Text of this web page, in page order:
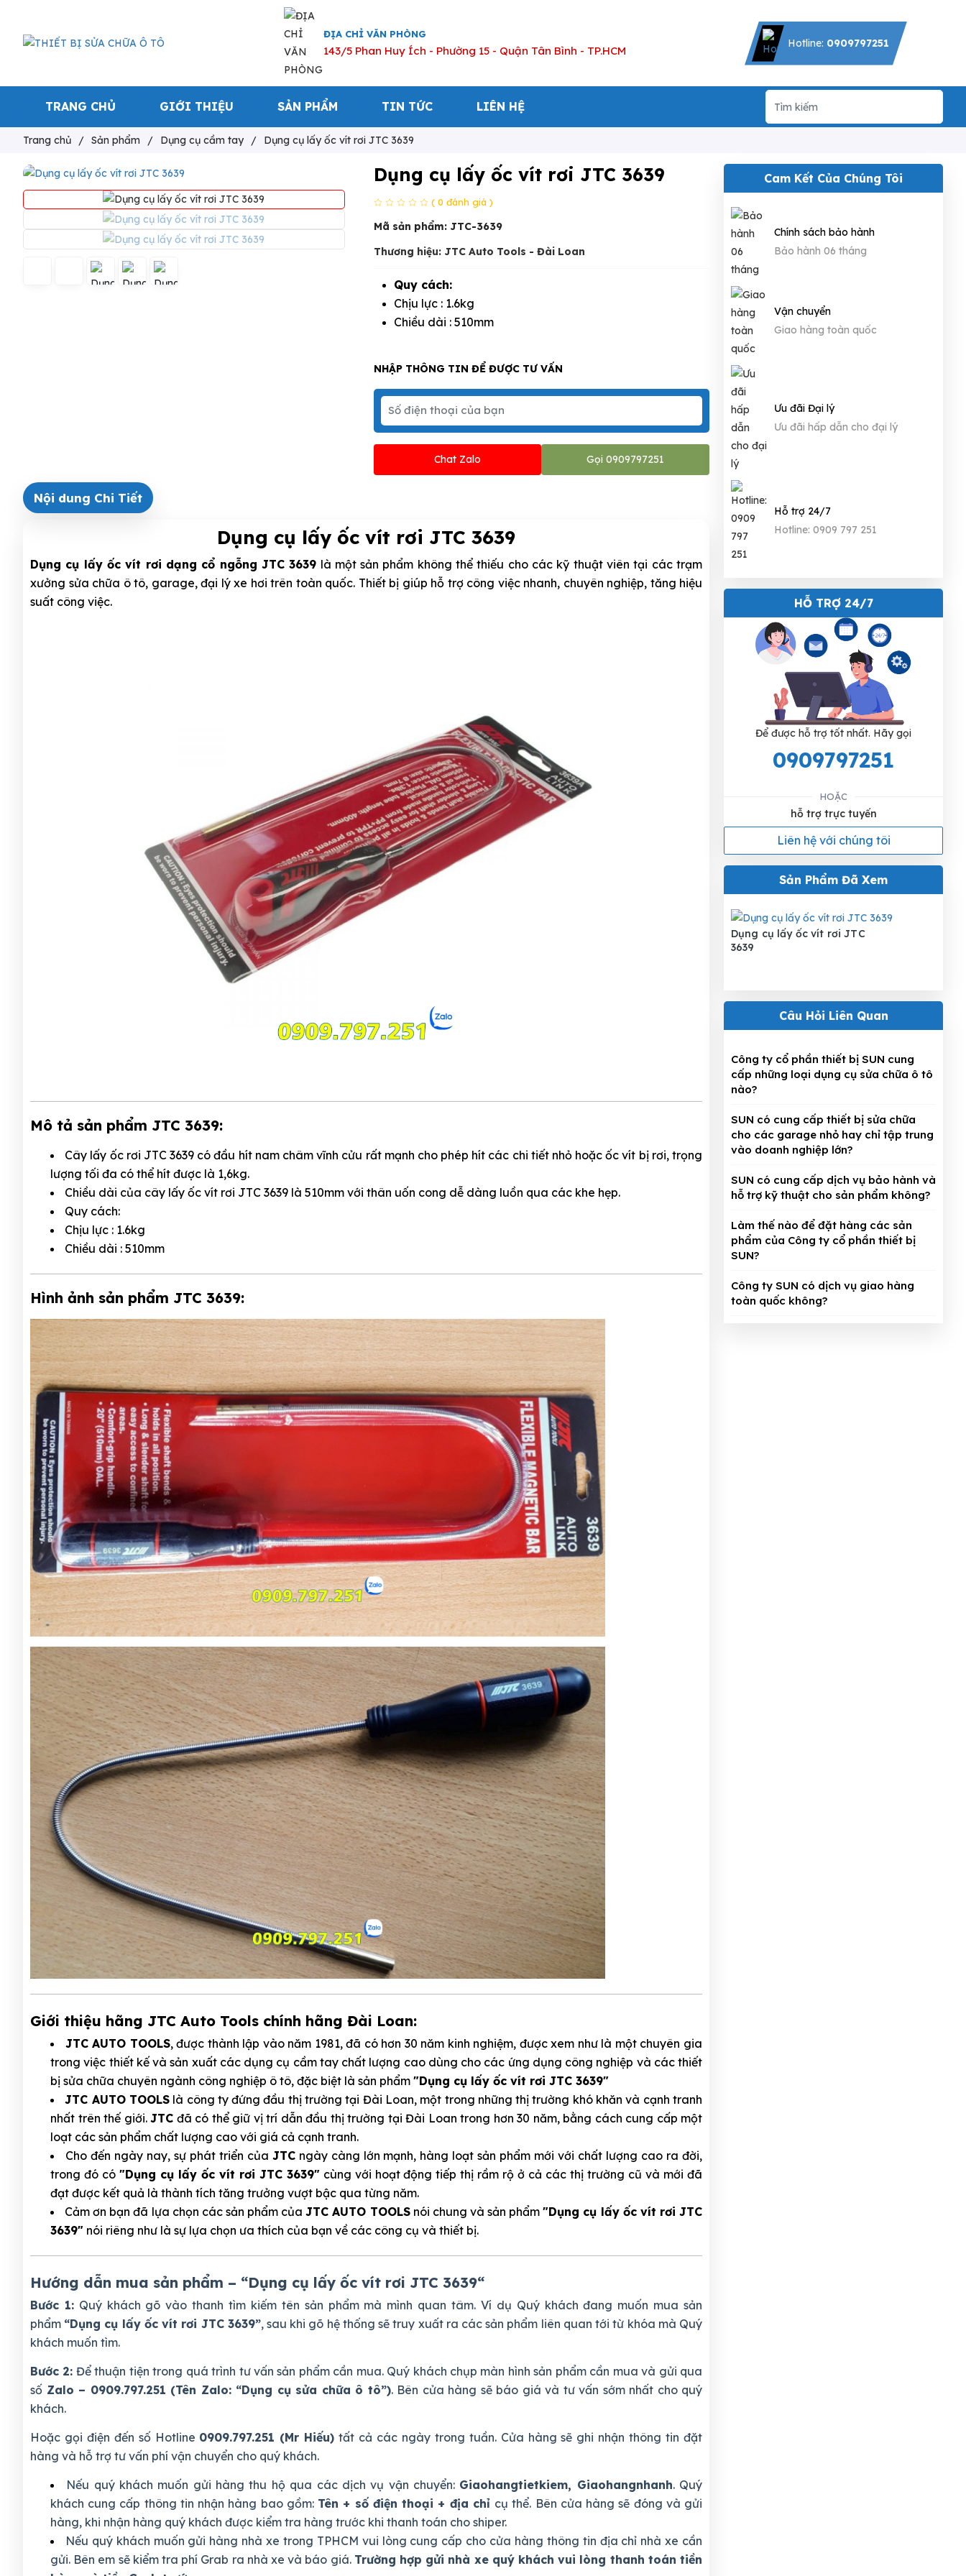
ĐỊA CHỈ VĂN PHÒNG
143/5 Phan Huy Ích - Phường 15 - Quận Tân Bình - TP.HCM
Hotline: 0909797251
TRANG CHỦ GIỚI THIỆU SẢN PHẨM TIN TỨC LIÊN HỆ
Trang chủ / Sản phẩm / Dụng cụ cầm tay / Dụng cụ lấy ốc vít rơi JTC 3639
Dụng cụ lấy ốc vít rơi JTC 3639
( 0 đánh giá )
Mã sản phẩm: JTC-3639
Thương hiệu: JTC Auto Tools - Đài Loan
Quy cách:
Chịu lực : 1.6kg
Chiều dài : 510mm
NHẬP THÔNG TIN ĐỂ ĐƯỢC TƯ VẤN
Chat Zalo Gọi 0909797251
Nội dung Chi Tiết
Dụng cụ lấy ốc vít rơi JTC 3639
Dụng cụ lấy ốc vít rơi dạng cổ ngỗng JTC 3639 là một sản phẩm không thể thiếu cho các kỹ thuật viên tại các trạm
xưởng sửa chữa ô tô, garage, đại lý xe hơi trên toàn quốc. Thiết bị giúp hỗ trợ công việc nhanh, chuyên nghiệp, tăng hiệu
suất công việc.
Mô tả sản phẩm JTC 3639:
Cây lấy ốc rơi JTC 3639 có đầu hít nam châm vĩnh cửu rất mạnh cho phép hít các chi tiết nhỏ hoặc ốc vít bị rơi, trọng
lượng tối đa có thể hít được là 1,6kg.
Chiều dài của cây lấy ốc vít rơi JTC 3639 là 510mm với thân uốn cong dễ dàng luồn qua các khe hẹp.
Quy cách:
Chịu lực : 1.6kg
Chiều dài : 510mm
Hình ảnh sản phẩm JTC 3639:
Giới thiệu hãng JTC Auto Tools chính hãng Đài Loan:
JTC AUTO TOOLS, được thành lập vào năm 1981, đã có hơn 30 năm kinh nghiệm, được xem như là một chuyên gia
trong việc thiết kế và sản xuất các dụng cụ cầm tay chất lượng cao dùng cho các ứng dụng công nghiệp và các thiết
bị sửa chữa chuyên ngành công nghiệp ô tô, đặc biệt là sản phẩm "Dụng cụ lấy ốc vít rơi JTC 3639"
JTC AUTO TOOLSlà công ty đứng đầu thị trường tại Đài Loan, một trong những thị trường khó khăn và cạnh tranh
nhất trên thế giới. JTC đã có thể giữ vị trí dẫn đầu thị trường tại Đài Loan trong hơn 30 năm, bằng cách cung cấp một
loạt các sản phẩm chất lượng cao với giá cả cạnh tranh.
Cho đến ngày nay, sự phát triển của JTCngày càng lớn mạnh, hàng loạt sản phẩm mới với chất lượng cao ra đời,
trong đó có "Dụng cụ lấy ốc vít rơi JTC 3639"cùng với hoạt động tiếp thị rầm rộ ở cả các thị trường cũ và mới đã
đạt được kết quả là thành tích tăng trưởng vượt bậc qua từng năm.
Cảm ơn bạn đã lựa chọn các sản phẩm củaJTC AUTO TOOLSnói chung và sản phẩm"Dụng cụ lấy ốc vít rơi JTC
3639" nói riêng như là sự lựa chọn ưa thích của bạn về các công cụ và thiết bị.
Hướng dẫn mua sản phẩm – “Dụng cụ lấy ốc vít rơi JTC 3639“
Bước 1:Quý khách gõ vào thanh tìm kiếm tên sản phẩm mà mình quan tâm. Ví dụ Quý khách đang muốn mua sản
phẩm “Dụng cụ lấy ốc vít rơi JTC 3639”, sau khi gõ hệ thống sẽ truy xuất ra các sản phẩm liên quan tới từ khóa mà Quý
khách muốn tìm.
Bước 2: Để thuận tiện trong quá trình tư vấn sản phẩm cần mua. Quý khách chụp màn hình sản phẩm cần mua và gửi qua
số Zalo – 0909.797.251 (Tên Zalo: “Dụng cụ sửa chữa ô tô”). Bên cửa hàng sẽ báo giá và tư vấn sớm nhất cho quý
khách.
Hoặc gọi điện đến số Hotline 0909.797.251 (Mr Hiếu) tất cả các ngày trong tuần. Cửa hàng sẽ ghi nhận thông tin đặt
hàng và hỗ trợ tư vấn phí vận chuyển cho quý khách.
Nếu quý khách muốn gửi hàng thu hộ qua các dịch vụ vận chuyển: Giaohangtietkiem, Giaohangnhanh. Quý
khách cung cấp thông tin nhận hàng bao gồm: Tên + số điện thoại + địa chỉ cụ thể. Bên cửa hàng sẽ đóng và gửi
hàng, khi nhận hàng quý khách được kiểm tra hàng trước khi thanh toán cho shiper.
Nếu quý khách muốn gửi hàng nhà xe trong TPHCM vui lòng cung cấp cho cửa hàng thông tin địa chỉ nhà xe cần
gửi. Bên em sẽ kiểm tra phí Grab ra nhà xe và báo giá. Trường hợp gửi nhà xe quý khách vui lòng thanh toán tiền
Cam Kết Của Chúng Tôi
Chính sách bảo hành
Bảo hành 06 tháng
Vận chuyển
Giao hàng toàn quốc
Ưu đãi Đại lý
Ưu đãi hấp dẫn cho đại lý
Hỗ trợ 24/7
Hotline: 0909 797 251
HỖ TRỢ 24/7
Để được hỗ trợ tốt nhất. Hãy gọi
0909797251
HOẶC
hỗ trợ trực tuyến
Liên hệ với chúng tôi
Sản Phẩm Đã Xem
Dụng cụ lấy ốc vít rơi JTC
3639
Câu Hỏi Liên Quan
Công ty cổ phần thiết bị SUN cung
cấp những loại dụng cụ sửa chữa ô tô
nào?
SUN có cung cấp thiết bị sửa chữa
cho các garage nhỏ hay chỉ tập trung
vào doanh nghiệp lớn?
SUN có cung cấp dịch vụ bảo hành và
hỗ trợ kỹ thuật cho sản phẩm không?
Làm thế nào để đặt hàng các sản
phẩm của Công ty cổ phần thiết bị
SUN?
Công ty SUN có dịch vụ giao hàng
toàn quốc không?